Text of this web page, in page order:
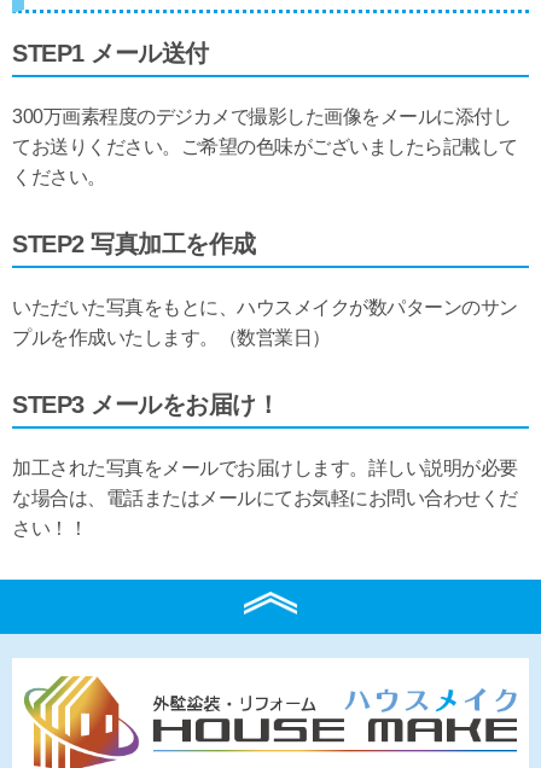
STEP1 メール送付
300万画素程度のデジカメで撮影した画像をメールに添付し
てお送りください。ご希望の色味がございましたら記載して
ください。
STEP2 写真加工を作成
いただいた写真をもとに、ハウスメイクが数パターンのサン
プルを作成いたします。（数営業日）
STEP3 メールをお届け！
加工された写真をメールでお届けします。詳しい説明が必要
な場合は、電話またはメールにてお気軽にお問い合わせくだ
さい！！